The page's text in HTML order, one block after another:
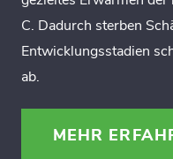
C. Dadurch sterben
Entwicklungsstadien
ab.
MEHR